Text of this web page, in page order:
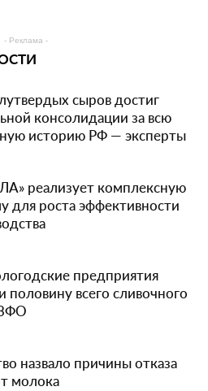
- Реклама -
сыров достиг
консолидации за всю
историю РФ — эксперты
реализует комплексную
для роста эффективности
предприятия
половину всего сливочного
назвало причины отказа
молока